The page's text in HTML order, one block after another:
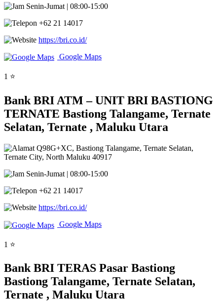
Senin-Jumat | 08:00-15:00
+62 21 14017
https://bri.co.id/
Google Maps
1 ⭐
Bank BRI ATM – UNIT BRI BASTIONG
TERNATE Bastiong Talangame, Ternate
Selatan, Ternate , Maluku Utara
Q98G+XC, Bastiong Talangame, Ternate Selatan,
Ternate City, North Maluku 40917
Senin-Jumat | 08:00-15:00
+62 21 14017
https://bri.co.id/
Google Maps
1 ⭐
Bank BRI TERAS Pasar Bastiong
Bastiong Talangame, Ternate Selatan,
Ternate , Maluku Utara